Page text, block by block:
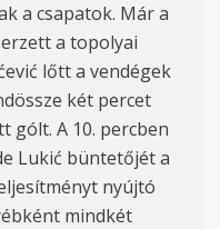
a csapatok. Már a
a topolyai
lőtt a vendégek
két percet
gólt. A 10. percben
Lukić büntetőjét a
nyújtó
mindkét